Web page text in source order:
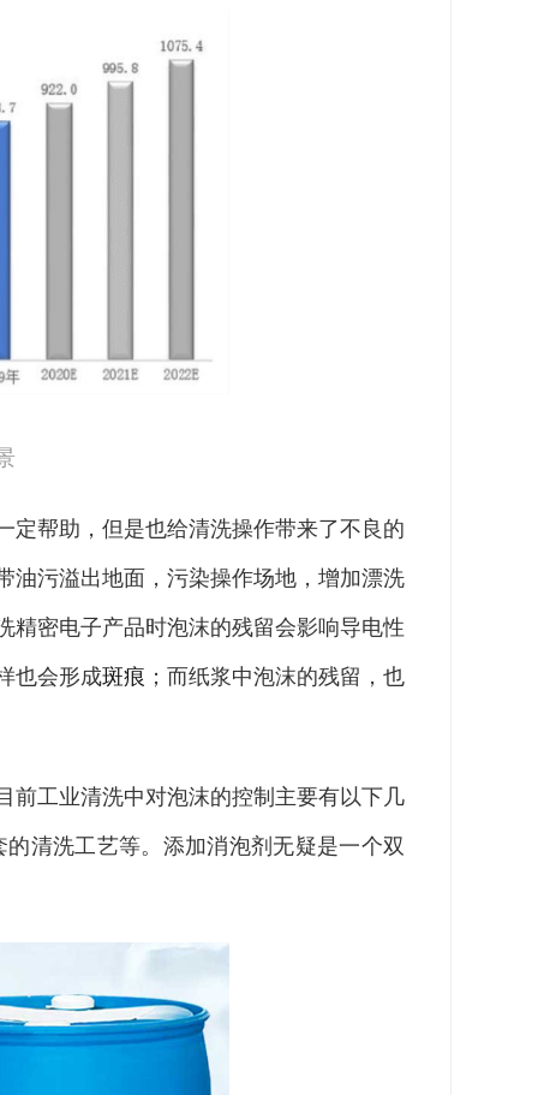
定帮助，但是也给清洗操作带来了不良的
油污溢出地面，污染操作场地，增加漂洗
精密电子产品时泡沫的残留会影响导电性
也会形成斑痕 ；而纸浆中泡沫的残留，也
前工业清洗中对泡沫的控制主要有以下几
的清洗工艺等。添加消泡剂无疑是一个双